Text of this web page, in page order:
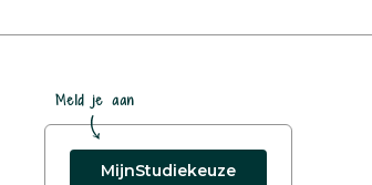
Meld je aan
MijnStudiekeuze